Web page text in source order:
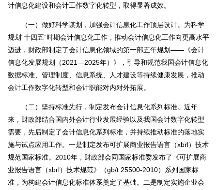
计信息化建设和会计工作数字化转型，取得显著成效。
（一）做好科学谋划，加强会计信息化工作顶层设计。为科学
规划“十四五”时期会计信息化工作，推动会计信息化工作向更高水平
迈进，财政部制定了会计信息化领域的第一部五年规划——《会计
信息化发展规划（2021—2025年）》，引导和规范我国会计信息化
数据标准、管理制度、信息系统、人才建设等持续健康发展，推动
会计工作数字化转型和会计职能对内对外拓展。
（二）坚持标准先行，制定发布会计信息化系列标准。近年
来，财政部结合国内外会计行业发展经验以及我国会计数字化转型
需要，先后制定了会计信息化系列标准，并持续推动标准的落地实
施与试点应用工作。一是制定发布可扩展商业报告语言（xbrl）技术
规范国家标准。2010年，财政部会同国家标准委发布了《可扩展商
业报告语言（xbrl）技术规范》（gb/t 25500-2010）系列国家标
准，为构建会计信息化标准体系奠定了基础。二是制定实施企业会